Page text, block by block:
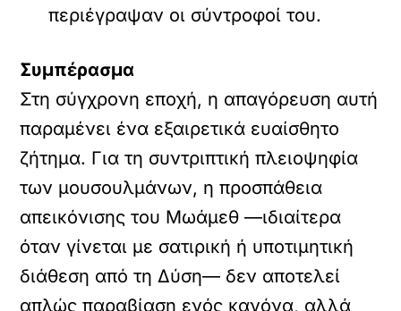
περιέγραψαν οι σύντροφοί του.
Συμπέρασμα
Στη σύγχρονη εποχή, η απαγόρευση αυτή
παραμένει ένα εξαιρετικά ευαίσθητο
ζήτημα. Για τη συντριπτική πλειοψηφία
των μουσουλμάνων, η προσπάθεια
απεικόνισης του Μωάμεθ —ιδιαίτερα
όταν γίνεται με σατιρική ή υποτιμητική
διάθεση από τη Δύση— δεν αποτελεί
απλώς παραβίαση ενός κανόνα, αλλά